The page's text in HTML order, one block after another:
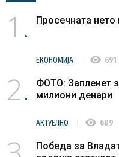
1 Просечната нето
ЕКОНОМИЈА visibility 691
2
ФОТО: Запленет
милиони денари
АКТУЕЛНО visibility 689
Победа за